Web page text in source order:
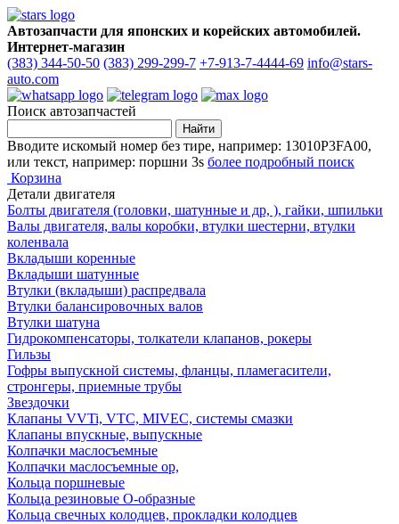
Автозапчасти для японских и корейских автомобилей.
Интернет-магазин
(383) 344-50-50 (383) 299-299-7 +7-913-7-4444-69 info@stars-
auto.com
Поиск автозапчастей
Вводите искомый номер без тире, например: 13010P3FA00,
или текст, например: поршни 3s более подробный поиск
Корзина
Детали двигателя
Болты двигателя (головки, шатунные и др, ), гайки, шпильки
Валы двигателя, валы коробки, втулки шестерни, втулки
коленвала
Вкладыши коренные
Вкладыши шатунные
Втулки (вкладыши) распредвала
Втулки балансировочных валов
Втулки шатуна
Гидрокомпенсаторы, толкатели клапанов, рокеры
Гильзы
Гофры выпускной системы, фланцы, пламегасители,
стронгеры, приемные трубы
Звездочки
Клапаны VVTi, VTC, MIVEC, системы смазки
Клапаны впускные, выпускные
Колпачки маслосъемные
Колпачки маслосъемные ор,
Кольца поршневые
Кольца резиновые О-образные
Кольца свечных колодцев, прокладки колодцев